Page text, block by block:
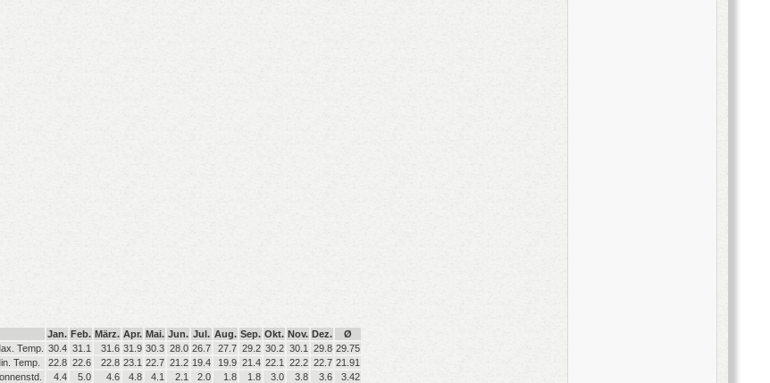
Jan. Feb. März. Apr. Mai. Jun. Jul. Aug. Sep. Okt. Nov. Dez.
Ø
Temp.
30.4 31.1 31.6 31.9 30.3 28.0 26.7 27.7 29.2 30.2 30.1 29.8 29.75
Temp.
22.8 22.6 22.8 23.1 22.7 21.2 19.4 19.9 21.4 22.1 22.2 22.7 21.91
4.4 5.0 4.6 4.8 4.1 2.1 2.0 1.8 1.8 3.0 3.8 3.6 3.42